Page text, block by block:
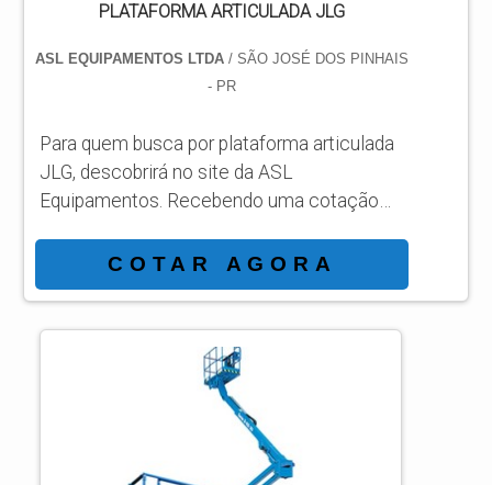
PLATAFORMA ARTICULADA JLG
ASL EQUIPAMENTOS LTDA/ SÃO JOSÉ DOS PINHAIS
- PR
Para quem busca por plataforma articulada
JLG, descobrirá no site da ASL
Equipamentos. Recebendo uma cotação
conhecendo a sofisticação, qualidade e
preço justo em um só lugar. DETALHES
Se alguém quer achar plataforma articulada
JLG em uma empresa responsável, vai até
o site da ASL Equipamentos.
Disponibilizando para os clientes
plataformas elevatórias móveis de trabal...
COTAR AGORA